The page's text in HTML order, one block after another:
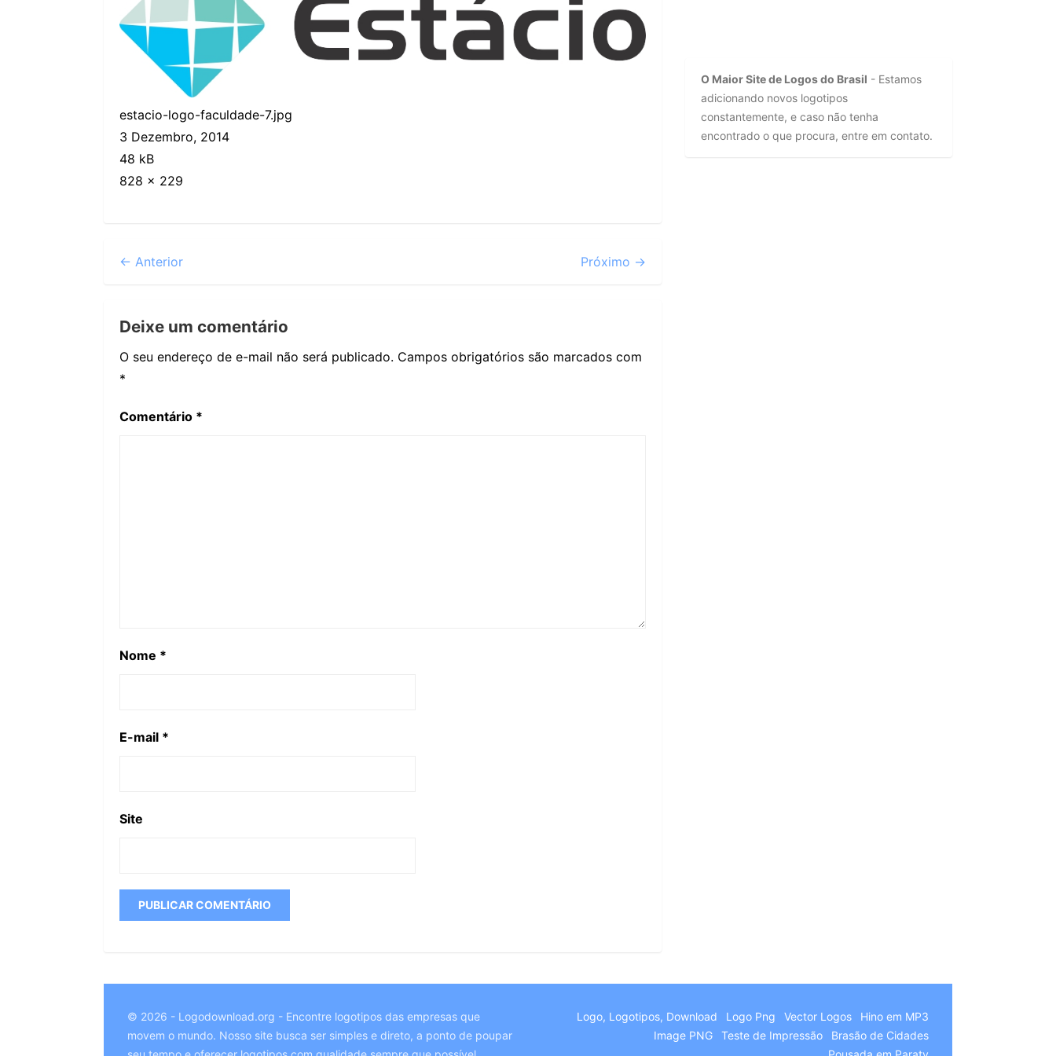
estacio-logo-faculdade-7.jpg
3 Dezembro, 2014
48 kB
828 × 229
← Anterior Próximo →
Deixe um comentário
O seu endereço de e-mail não será publicado. Campos obrigatórios são marcados com
*
Comentário *
Nome *
E-mail *
Site
O Maior Site de Logos do Brasil - Estamos
adicionando novos logotipos
constantemente, e caso não tenha
encontrado o que procura, entre em contato.
© 2026 - Logodownload.org - Encontre logotipos das empresas que
movem o mundo. Nosso site busca ser simples e direto, a ponto de poupar
Logo, Logotipos, Download Logo Png Vector Logos
Hino em MP3
Image PNG
Teste de Impressão
Brasão de Cidades
Arabic
Chinese